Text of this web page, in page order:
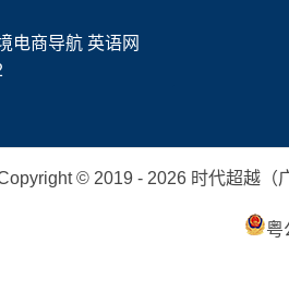
电商导航 英语网
© 2019 - 2026 时代超越（
粤